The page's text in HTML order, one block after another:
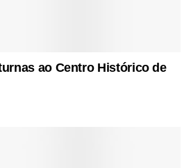
ao Centro Histórico de